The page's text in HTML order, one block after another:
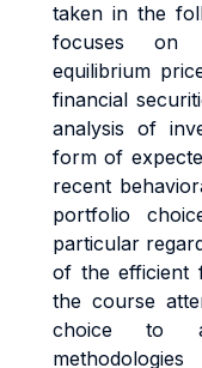
taken in the
focuses on
equilibrium
financial
analysis of
form of
recent
portfolio
particular
of the efficient
the course
choice to